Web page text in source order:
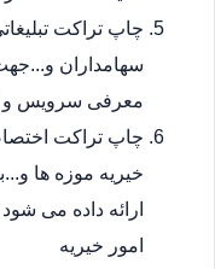
چاپ تراکت
سهامداران
معرفی سرویس و
چاپ تراکت
خیریه موزه ها
ارائه داده می
امور خیریه